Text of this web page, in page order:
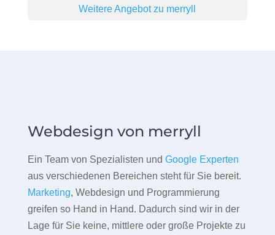
Weitere Angebot zu merryll
Webdesign von merryll
Ein Team von Spezialisten und Google Experten
aus verschiedenen Bereichen steht für Sie bereit.
Marketing, Webdesign und Programmierung
greifen so Hand in Hand. Dadurch sind wir in der
Lage für Sie keine, mittlere oder große Projekte zu